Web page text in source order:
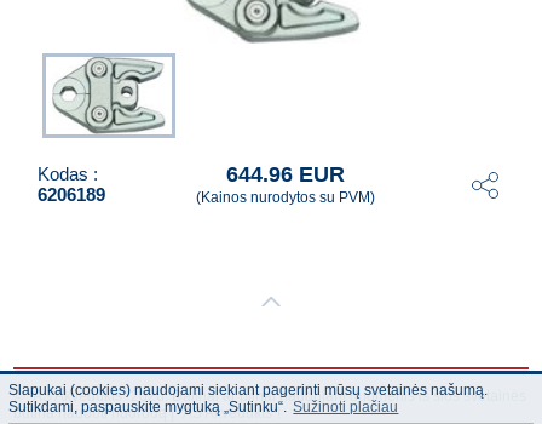
Kodas :
6206189
644.96 EUR
(Kainos nurodytos su PVM)
© "AS Akvedukts" 2026. Dalinai ar pilnai naudojant duomenis iš šios svetainės
būtina naudoti nuorodą Į "AS Akvedukts"!
Slapukai (cookies) naudojami siekiant pagerinti mūsų svetainės našumą.
Sutikdami, paspauskite mygtuką „Sutinku“. Sužinoti plačiau